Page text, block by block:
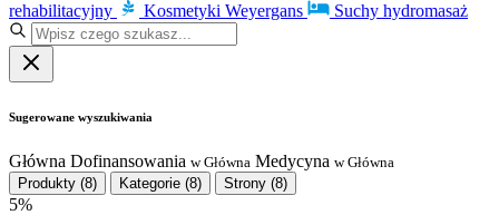
rehabilitacyjny
Kosmetyki Weyergans Suchy hydromasaż
Sugerowane wyszukiwania
Główna Dofinansowania w Główna Medycyna w Główna
Produkty (8) Kategorie (8) Strony (8)
5%